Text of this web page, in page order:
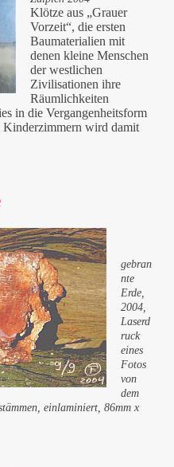
Klötze aus „Grauer
Vorzeit“, die ersten
Baumaterialien mit
denen kleine Menschen
der westlichen
Zivilisationen ihre
Räumlichkeiten
in die Vergangenheitsform
Kinderzimmern wird damit
gebran
nte
Erde,
2004,
Laserd
ruck
eines
Fotos
von
dem
einlaminiert, 86mm x